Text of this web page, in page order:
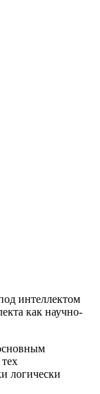
интеллектом
как научно-
логически